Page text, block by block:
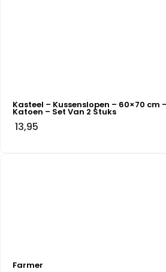
Kasteel – Kussenslopen – 60×70 cm
Katoen – Set Van 2 Stuks
13,95
Farmer